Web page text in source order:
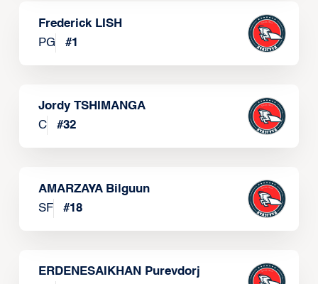
Frederick LISH
PG
#1
Jordy TSHIMANGA
C
#32
AMARZAYA Bilguun
SF
#18
ERDENESAIKHAN Purevdorj